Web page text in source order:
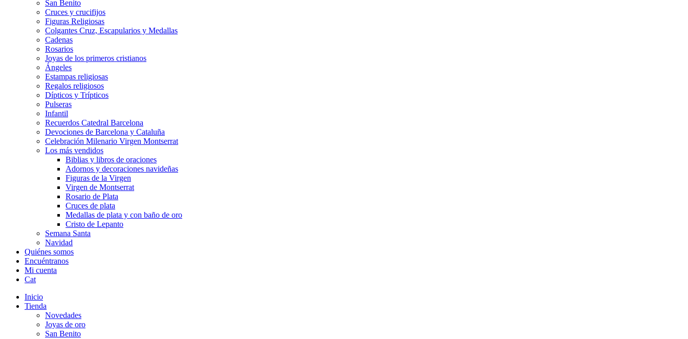
San Benito
Cruces y crucifijos
Figuras Religiosas
Colgantes Cruz, Escapularios y Medallas
Cadenas
Rosarios
Joyas de los primeros cristianos
Ángeles
Estampas religiosas
Regalos religiosos
Dípticos y Trípticos
Pulseras
Infantil
Recuerdos Catedral Barcelona
Devociones de Barcelona y Cataluña
Celebración Milenario Virgen Montserrat
Los más vendidos
Biblias y libros de oraciones
Adornos y decoraciones navideñas
Figuras de la Virgen
Virgen de Montserrat
Rosario de Plata
Cruces de plata
Medallas de plata y con baño de oro
Cristo de Lepanto
Semana Santa
Navidad
Quiénes somos
Encuéntranos
Mi cuenta
Cat
Inicio
Tienda
Novedades
Joyas de oro
San Benito